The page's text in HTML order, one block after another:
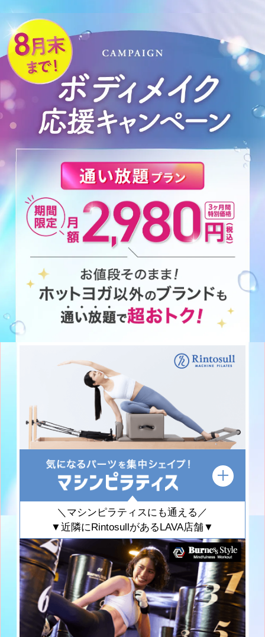
＼マシンピラティスにも通える／
▼近隣にRintosullがあるLAVA店舗▼